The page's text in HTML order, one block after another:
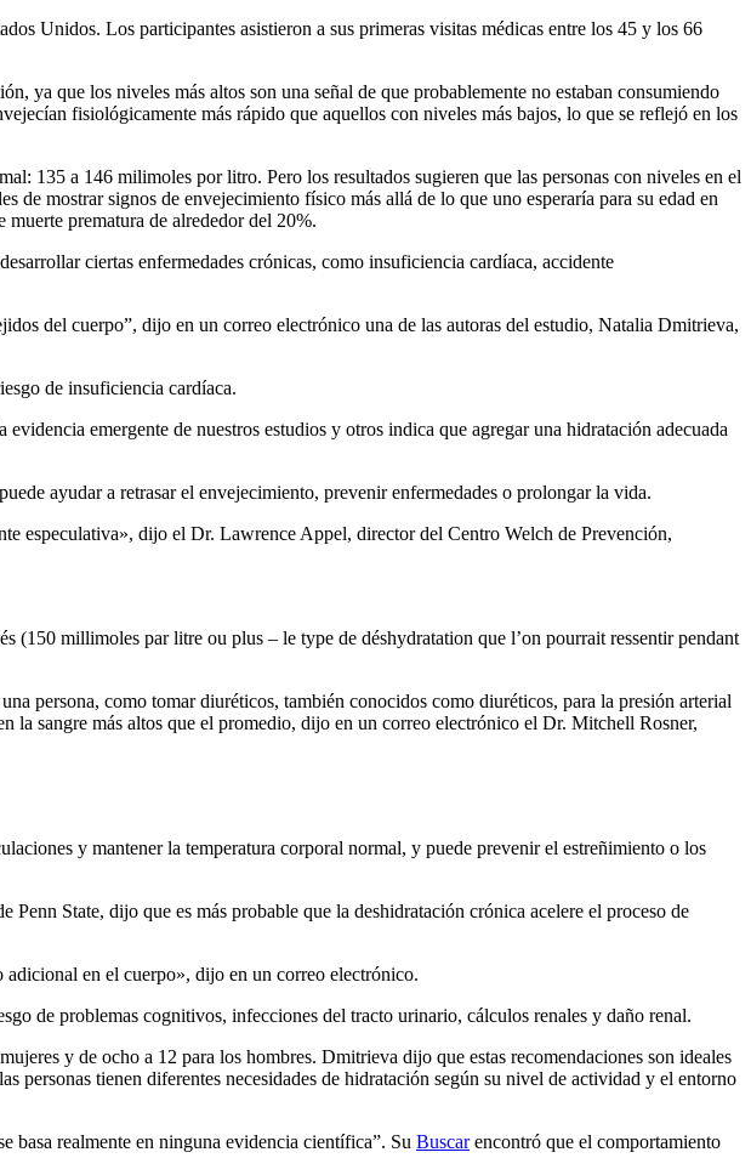
Unidos. Los participantes asistieron a sus primeras visitas médicas entre los 45 y los 66
ya que los niveles más altos son una señal de que probablemente no estaban consumiendo
fisiológicamente más rápido que aquellos con niveles más bajos, lo que se reflejó en los
135 a 146 milimoles por litro. Pero los resultados sugieren que las personas con niveles en el
mostrar signos de envejecimiento físico más allá de lo que uno esperaría para su edad en
prematura de alrededor del 20%.
ciertas enfermedades crónicas, como insuficiencia cardíaca, accidente
del cuerpo”, dijo en un correo electrónico una de las autoras del estudio, Natalia Dmitrieva,
de insuficiencia cardíaca.
emergente de nuestros estudios y otros indica que agregar una hidratación adecuada
ayudar a retrasar el envejecimiento, prevenir enfermedades o prolongar la vida.
especulativa», dijo el Dr. Lawrence Appel, director del Centro Welch de Prevención,
(150 millimoles par litre ou plus – le type de déshydratation que l’on pourrait ressentir pendant
persona, como tomar diuréticos, también conocidos como diuréticos, para la presión arterial
la sangre más altos que el promedio, dijo en un correo electrónico el Dr. Mitchell Rosner,
y mantener la temperatura corporal normal, y puede prevenir el estreñimiento o los
State, dijo que es más probable que la deshidratación crónica acelere el proceso de
adicional en el cuerpo», dijo en un correo electrónico.
de problemas cognitivos, infecciones del tracto urinario, cálculos renales y daño renal.
y de ocho a 12 para los hombres. Dmitrieva dijo que estas recomendaciones son ideales
personas tienen diferentes necesidades de hidratación según su nivel de actividad y el entorno
basa realmente en ninguna evidencia científica”. Su Buscarencontró que el comportamiento